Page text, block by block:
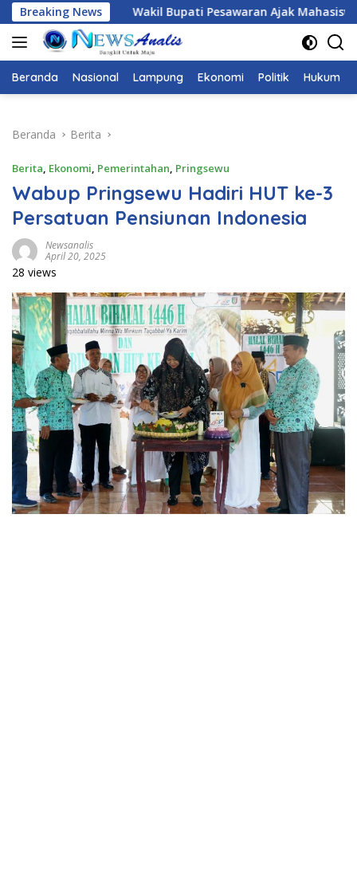
Langsung
ke
konten
Breaking News
Pesawaran Ajak Mahasiswa Menjadi Pemimpin Adaptif,
Beranda Nasional Lampung Ekonomi Politik Hukum
Beranda Berita
Berita, Ekonomi, Pemerintahan, Pringsewu
Wabup Pringsewu Hadiri HUT ke-3
Persatuan Pensiunan Indonesia
Newsanalis
April 20, 2025
28 views